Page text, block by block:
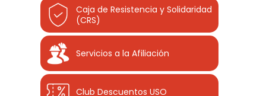
Caja de Resistencia y Solidaridad
(CRS)
Servicios a la Afiliación
Club Descuentos USO